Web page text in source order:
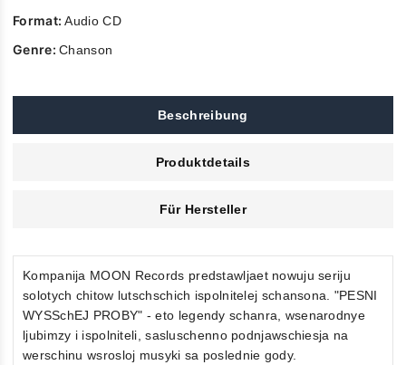
Format:Audio CD
Genre:Chanson
Beschreibung
Produktdetails
Für Hersteller
Kompanija MOON Records predstawljaet nowuju seriju
solotych chitow lutschschich ispolnitelej schansona. "PESNI
WYSSchEJ PROBY" - eto legendy schanra, wsenarodnye
ljubimzy i ispolniteli, sasluschenno podnjawschiesja na
werschinu wsrosloj musyki sa poslednie gody.